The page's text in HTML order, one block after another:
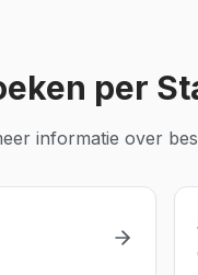
per
informatie over